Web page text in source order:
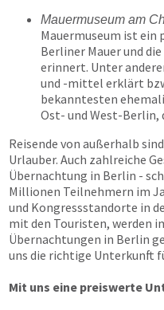
Mauermuseum am
Mauermuseum ist ein
Berliner Mauer und
erinnert. Unter
und -mittel erklärt
bekanntesten
Ost- und West-Berlin,
Reisende von außerhalb
Urlauber. Auch zahlreiche
Übernachtung in Berlin -
Millionen Teilnehmern im
und Kongressstandorte in
mit den Touristen, werden
Übernachtungen in Berlin
uns die richtige Unterkunft
Mit uns eine preiswerte